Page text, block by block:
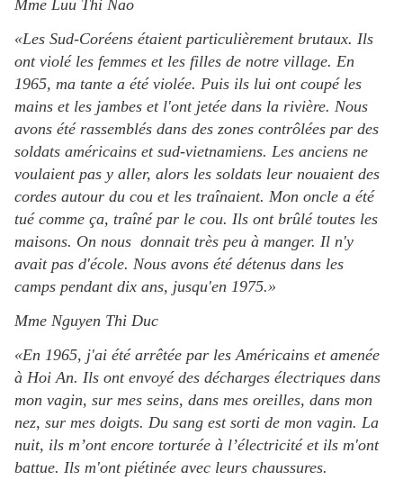
Mme Luu Thi Nao
«Les Sud-Coréens étaient particulièrement brutaux. Ils
ont violé les femmes et les filles de notre village. En
1965, ma tante a été violée. Puis ils lui ont coupé les
mains et les jambes et l'ont jetée dans la rivière. Nous
avons été rassemblés dans des zones contrôlées par des
soldats américains et sud-vietnamiens. Les anciens ne
voulaient pas y aller, alors les soldats leur nouaient des
cordes autour du cou et les traînaient. Mon oncle a été
tué comme ça, traîné par le cou. Ils ont brûlé toutes les
maisons. On nous donnait très peu à manger. Il n'y
avait pas d'école. Nous avons été détenus dans les
camps pendant dix ans, jusqu'en 1975.»
Mme Nguyen Thi Duc
«En 1965, j'ai été arrêtée par les Américains et amenée
à Hoi An. Ils ont envoyé des décharges électriques dans
mon vagin, sur mes seins, dans mes oreilles, dans mon
nez, sur mes doigts. Du sang est sorti de mon vagin. La
nuit, ils m’ont encore torturée à l’électricité et ils m'ont
battue. Ils m'ont piétinée avec leurs chaussures.